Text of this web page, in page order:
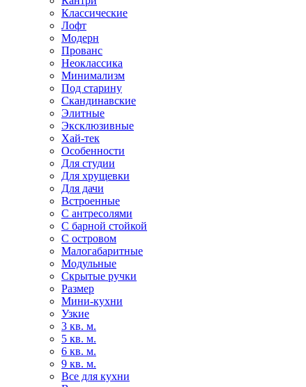
Классические
Лофт
Модерн
Прованс
Неоклассика
Минимализм
Под старину
Скандинавские
Элитные
Эксклюзивные
Хай-тек
Особенности
Для студии
Для хрущевки
Для дачи
Встроенные
С антресолями
С барной стойкой
С островом
Малогабаритные
Модульные
Скрытые ручки
Размер
Мини-кухни
Узкие
3 кв. м.
5 кв. м.
6 кв. м.
9 кв. м.
Все для кухни